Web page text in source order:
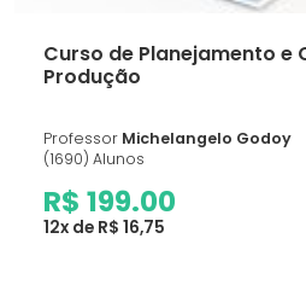
Curso de Planejamento e
Produção
Professor Michelangelo Godoy
(1690) Alunos
R$ 199.00
12x de R$ 16,75